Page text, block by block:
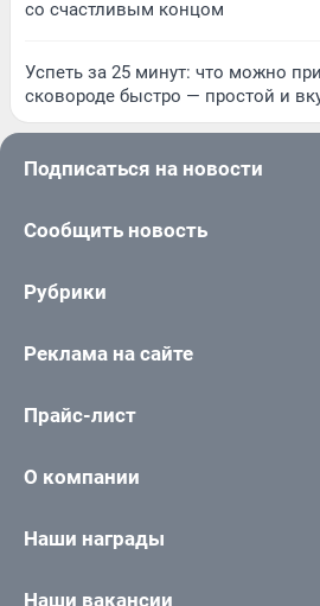
со счастливым концом
Успеть за 25 минут: что можно
сковороде быстро — простой и
Подписаться на новости
Сообщить новость
Рубрики
Реклама на сайте
Прайс-лист
О компании
Наши награды
Наши вакансии